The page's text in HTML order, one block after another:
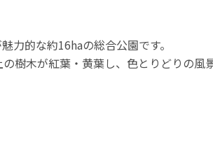
力的な約16haの総合公園です。
樹木が紅葉・黄葉し、色とりどりの風